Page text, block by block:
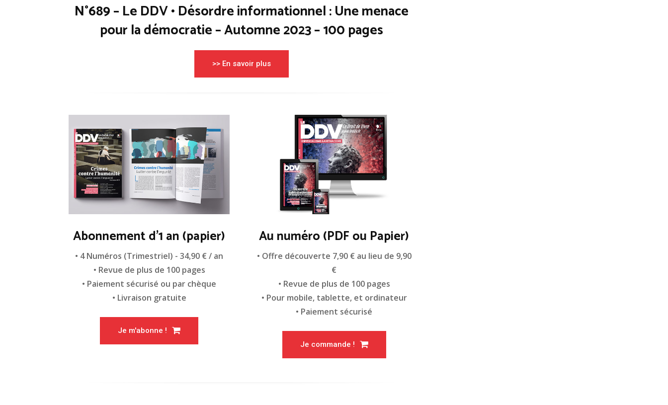
N°689 – Le DDV • Désordre informationnel : Une menace
pour la démocratie – Automne 2023 – 100 pages
>> En savoir plus
Abonnement d'1 an (papier)
• 4 Numéros (Trimestriel) - 34,90 € / an
• Revue de plus de 100 pages
• Paiement sécurisé ou par chèque
• Livraison gratuite
Je m'abonne !
Au numéro (PDF ou Papier)
• Offre découverte 7,90 € au lieu de 9,90
€
• Revue de plus de 100 pages
• Pour mobile, tablette, et ordinateur
• Paiement sécurisé
Je commande !